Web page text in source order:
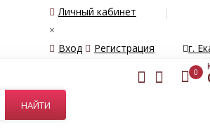
Личный кабинет
×
Вход
Регистрация г.
0